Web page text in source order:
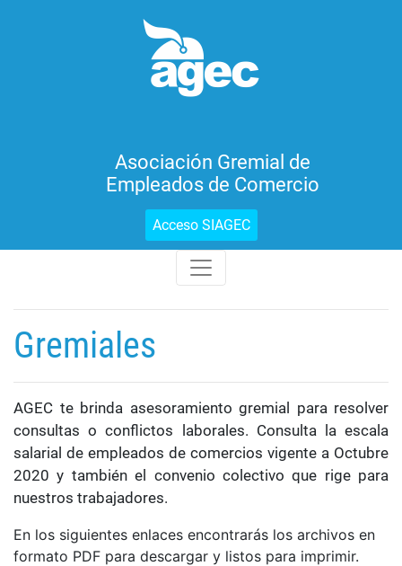
Asociación Gremial de
Empleados de Comercio
Acceso SIAGEC
Gremiales
AGEC te brinda asesoramiento gremial para resolver
consultas o conflictos laborales. Consulta la escala
salarial de empleados de comercios vigente a Octubre
2020 y también el convenio colectivo que rige para
nuestros trabajadores.
En los siguientes enlaces encontrarás los archivos en
formato PDF para descargar y listos para imprimir.